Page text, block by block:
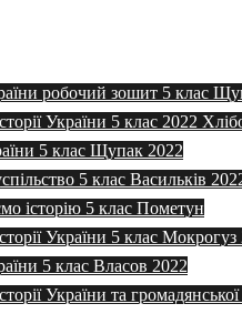
робочий зошит 5 клас
України 5 клас 2022
5 клас Щупак 2022
5 клас Васильків
історію 5 клас Пометун
України 5 клас Мокрогуз
5 клас Власов 2022
України та